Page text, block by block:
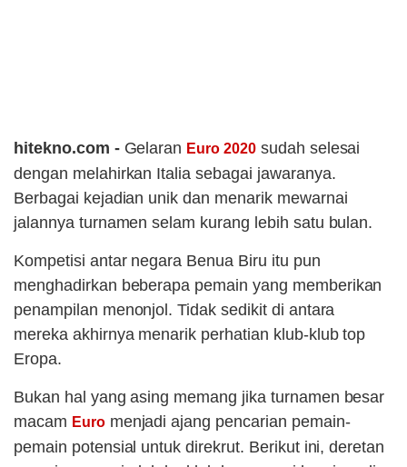
hitekno.com - Gelaran Euro 2020sudah selesai
dengan melahirkan Italia sebagai jawaranya.
Berbagai kejadian unik dan menarik mewarnai
jalannya turnamen selam kurang lebih satu bulan.
Kompetisi antar negara Benua Biru itu pun
menghadirkan beberapa pemain yang memberikan
penampilan menonjol. Tidak sedikit di antara
mereka akhirnya menarik perhatian klub-klub top
Eropa.
Bukan hal yang asing memang jika turnamen besar
macam Euromenjadi ajang pencarian pemain-
pemain potensial untuk direkrut. Berikut ini, deretan